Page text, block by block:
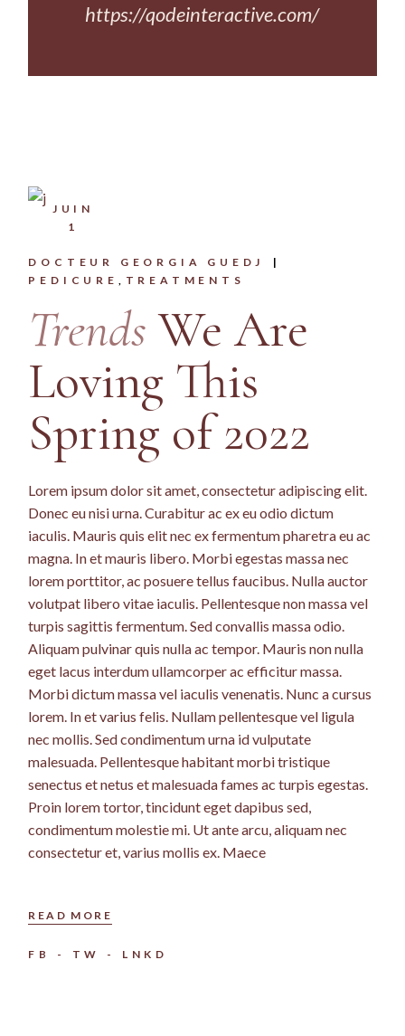
https://qodeinteractive.com/
JUIN
1
DOCTEUR GEORGIA GUEDJ
PEDICURE
TREATMENTS
TrendsWe Are
Loving This
Spring of 2022
Lorem ipsum dolor sit amet, consectetur adipiscing elit.
Donec eu nisi urna. Curabitur ac ex eu odio dictum
iaculis. Mauris quis elit nec ex fermentum pharetra eu ac
magna. In et mauris libero. Morbi egestas massa nec
lorem porttitor, ac posuere tellus faucibus. Nulla auctor
volutpat libero vitae iaculis. Pellentesque non massa vel
turpis sagittis fermentum. Sed convallis massa odio.
Aliquam pulvinar quis nulla ac tempor. Mauris non nulla
eget lacus interdum ullamcorper ac efficitur massa.
Morbi dictum massa vel iaculis venenatis. Nunc a cursus
lorem. In et varius felis. Nullam pellentesque vel ligula
nec mollis. Sed condimentum urna id vulputate
malesuada. Pellentesque habitant morbi tristique
senectus et netus et malesuada fames ac turpis egestas.
Proin lorem tortor, tincidunt eget dapibus sed,
condimentum molestie mi. Ut ante arcu, aliquam nec
consectetur et, varius mollis ex. Maece
READ MORE
FB TW LNKD